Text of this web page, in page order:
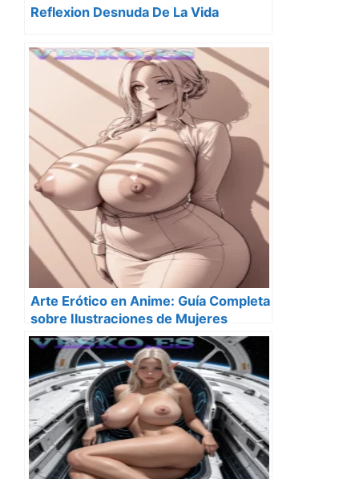
Reflexion Desnuda De La Vida
Arte Erótico en Anime: Guía Completa
sobre Ilustraciones de Mujeres
Desnudas Estilo Anime